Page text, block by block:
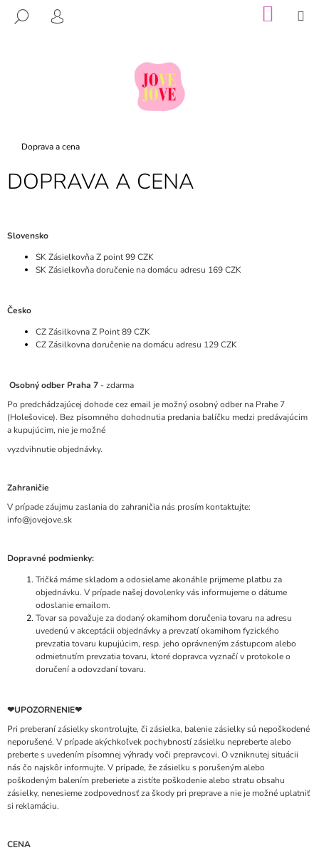
HĽADAŤ
PRIHLÁSENIE KOŠÍK
Domov
Doprava a cena
DOPRAVA A CENA
Slovensko
SK Zásielkovňa Z point 99 CZK
SK Zásielkovňa doručenie na domácu adresu 169 CZK
Česko
CZ Zásilkovna Z Point 89 CZK
CZ Zásilkovna doručenie na domácu adresu 129 CZK
Osobný odber Praha 7 - zdarma
Po predchádzajúcej dohode cez email je možný osobný odber na Prahe 7
(Holešovice). Bez písomného dohodnutia predania balíčku medzi predávajúcim
a kupujúcim, nie je možné
vyzdvihnutie objednávky.
Zahraničie
V prípade záujmu zaslania do zahraničia nás prosím kontaktujte:
info@jovejove.sk
Dopravné podmienky:
Tričká máme skladom a odosielame akonáhle prijmeme platbu za
objednávku. V prípade našej dovolenky vás informujeme o dátume
odoslanie emailom.
Tovar sa považuje za dodaný okamihom doručenia tovaru na adresu
uvedenú v akceptácii objednávky a prevzatí okamihom fyzického
prevzatia tovaru kupujúcim, resp. jeho oprávneným zástupcom alebo
odmietnutím prevzatia tovaru, ktoré dopravca vyznačí v protokole o
doručení a odovzdaní tovaru.
❤︎UPOZORNENIE❤︎
Pri preberaní zásielky skontrolujte, či zásielka, balenie zásielky sú nepoškodené
neporušené. V prípade akýchkoľvek pochybností zásielku nepreberte alebo
preberte s uvedením písomnej výhrady voči prepravcovi. O vzniknutej situácii
nás čo najskôr informujte. V prípade, že zásielku s porušeným alebo
poškodeným balením preberiete a zistíte poškodenie alebo stratu obsahu
zásielky, nenesieme zodpovednosť za škody pri preprave a nie je možné uplatniť
si reklamáciu.
CENA
T
R
E
J
N
Á
Ť
?